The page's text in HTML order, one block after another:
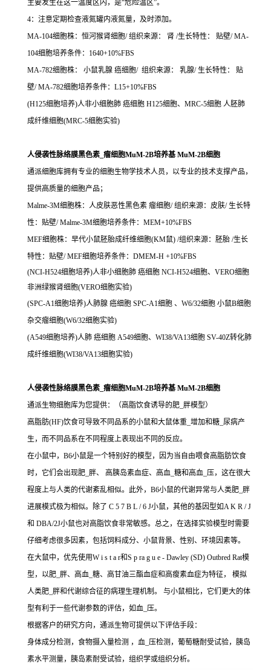
主要发生在这一温度区内，是“危险温区”。
4：注意定期检查液氮罐内液氮量，及时添加。
MA-104细胞株：恒河猴肾细胞/ 组织来源： 肾 /生长特性： 贴壁/ MA-
104细胞培养条件：1640+10%FBS
MA-782细胞株： 小鼠乳腺 癌细胞/ 组织来源： 乳腺/ 生长特性： 贴
壁/ MA-782细胞培养条件：L15+10%FBS
(H125细胞培养)人非小细胞肺 癌细胞 H125细胞、MRC-5细胞 人胚肺
成纤维细胞(MRC-5细胞实验)
人侵袭性脉络膜黑色素_瘤细胞MuM-2B培养基 MuM-2B细胞
通派细胞库拥有专业的细胞生物学技术人员，以专业的技术支撑产品，
提供高质量的细胞产品；
Malme-3M细胞株：人皮肤恶性黑色素 瘤细胞/ 组织来源：皮肤/ 生长特
性：贴壁/ Malme-3M细胞培养条件：MEM+10%FBS
MEF细胞株：早代小鼠胚胎成纤维细胞(KM鼠) /组织来源：胚胎 /生长
特性：贴壁/ MEF细胞培养条件：DMEM-H +10%FBS
(NCI-H524细胞培养)人非小细胞肺 癌细胞 NCI-H524细胞、VERO细胞
非洲绿猴肾细胞(VERO细胞实验)
(SPC-A1细胞培养)人肺腺 癌细胞 SPC-A1细胞 、W6/32细胞 小鼠B细胞
杂交瘤细胞(W6/32细胞实验)
(A549细胞培养)人肺 癌细胞 A549细胞、WI38/VA13细胞 SV-40Z转化肺
成纤维细胞(WI38/VA13细胞实验)
人侵袭性脉络膜黑色素_瘤细胞MuM-2B培养基 MuM-2B细胞
通派生物细胞库为您提供：（高脂饮食诱导的肥_胖模型）
高脂肪(HF)饮食可导致不同品系的小鼠和大鼠体重_增加和糖_尿病产
生，而不同品系在不同程度上表现出不同的反应。
在小鼠中，B6小鼠是一个特别好的模型，因为当自由喂食高脂肪饮食
时，它们会出现肥_胖、 高胰岛素血症、高血_糖和高血_压，这在很大
程度上与人类的代谢紊乱相似。此外，B6小鼠的代谢异常与人类肥_胖
进展模式极为相似。除了 C 5 7 B L / 6 J小鼠，其他的基因型如A K R / J
和 DBA/2J小鼠也对高脂饮食非常敏感。总之，在选择实验模型时需要
仔细考虑很多因素，包括饲料成分、小鼠背景、性别、环境因素等。
在大鼠中，优先使用W i s t a r和S p ra g u e - Dawley (SD) Outbred Rat模
型，以肥_胖、高血_糖、高甘油三酯血症和高瘦素血症为特征， 模拟
人类肥_胖和代谢综合征的病理生理机制。 与小鼠相比，它们更大的体
型有利于一些代谢参数的评估，如血_压。
根据客户的研究方向，通派生物可提供以下评估手段：
身体成分检测，食物摄入量检测 ，血_压检测，葡萄糖耐受试验，胰岛
素水平测量，胰岛素耐受试验，组织学或组织分析。